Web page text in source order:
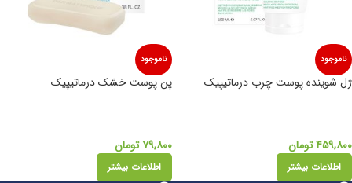
ناموجود
ژل شوینده پوست چرب درماتیپیک
۴۵۹,۸۰۰تومان
اطلاعات بیشتر
ناموجود
پن پوست خشک درماتیپیک
۷۹,۸۰۰ تومان
اطلاعات بیشتر